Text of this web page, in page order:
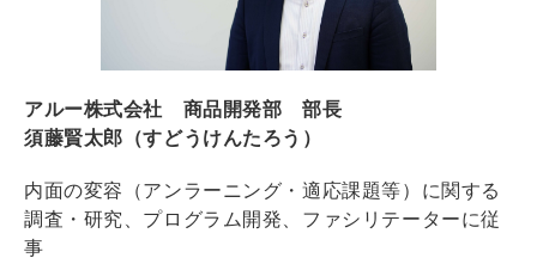
アルー株式会社 商品開発部 部長
須藤賢太郎（すどうけんたろう）
内面の変容（アンラーニング・適応課題等）に関する
調査・研究、プログラム開発、ファシリテーターに従
事